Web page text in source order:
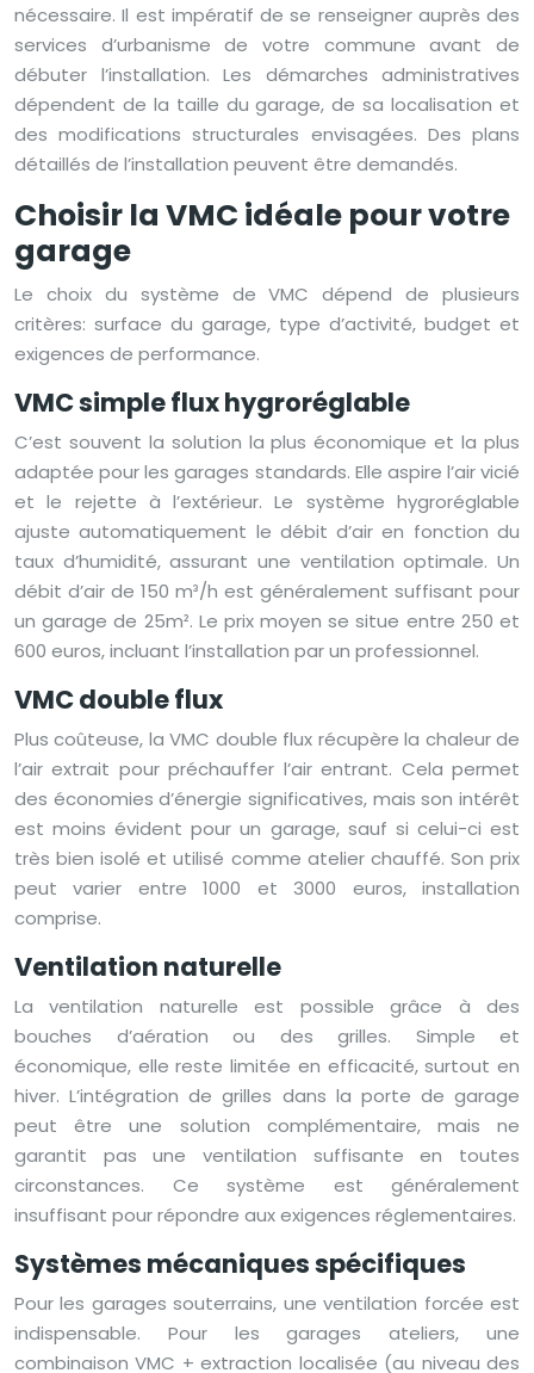
nécessaire. Il est impératif de se renseigner auprès des
services d’urbanisme de votre commune avant de
débuter l’installation. Les démarches administratives
dépendent de la taille du garage, de sa localisation et
des modifications structurales envisagées. Des plans
détaillés de l’installation peuvent être demandés.
Choisir la VMC idéale pour votre
garage
Le choix du système de VMC dépend de plusieurs
critères: surface du garage, type d’activité, budget et
exigences de performance.
VMC simple flux hygroréglable
C’est souvent la solution la plus économique et la plus
adaptée pour les garages standards. Elle aspire l’air vicié
et le rejette à l’extérieur. Le système hygroréglable
ajuste automatiquement le débit d’air en fonction du
taux d’humidité, assurant une ventilation optimale. Un
débit d’air de 150 m³/h est généralement suffisant pour
un garage de 25m². Le prix moyen se situe entre 250 et
600 euros, incluant l’installation par un professionnel.
VMC double flux
Plus coûteuse, la VMC double flux récupère la chaleur de
l’air extrait pour préchauffer l’air entrant. Cela permet
des économies d’énergie significatives, mais son intérêt
est moins évident pour un garage, sauf si celui-ci est
très bien isolé et utilisé comme atelier chauffé. Son prix
peut varier entre 1000 et 3000 euros, installation
comprise.
Ventilation naturelle
La ventilation naturelle est possible grâce à des
bouches d’aération ou des grilles. Simple et
économique, elle reste limitée en efficacité, surtout en
hiver. L’intégration de grilles dans la porte de garage
peut être une solution complémentaire, mais ne
garantit pas une ventilation suffisante en toutes
circonstances. Ce système est généralement
insuffisant pour répondre aux exigences réglementaires.
Systèmes mécaniques spécifiques
Pour les garages souterrains, une ventilation forcée est
indispensable. Pour les garages ateliers, une
combinaison VMC + extraction localisée (au niveau des